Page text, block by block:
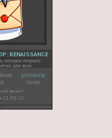
RENAISSANCE
которое открыто
для всех
ФЛОРИНОВ:
100500
визит:
21:55:10